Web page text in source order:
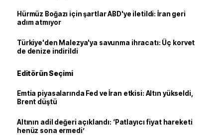
Hürmüz Boğazı için şartlar ABD'ye iletildi: İran geri
adım atmıyor
Türkiye'den Malezya'ya savunma ihracatı: Üç korvet
de denize indirildi
Editörün Seçimi
Emtia piyasalarında Fed ve İran etkisi: Altın yükseldi,
Brent düştü
Altının adil değeri açıklandı: ‘Patlayıcı fiyat hareketi
henüz sona ermedi’